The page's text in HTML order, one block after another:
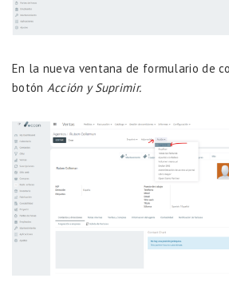
En la nueva ventana de formulario de
botón Acción y Suprimir.